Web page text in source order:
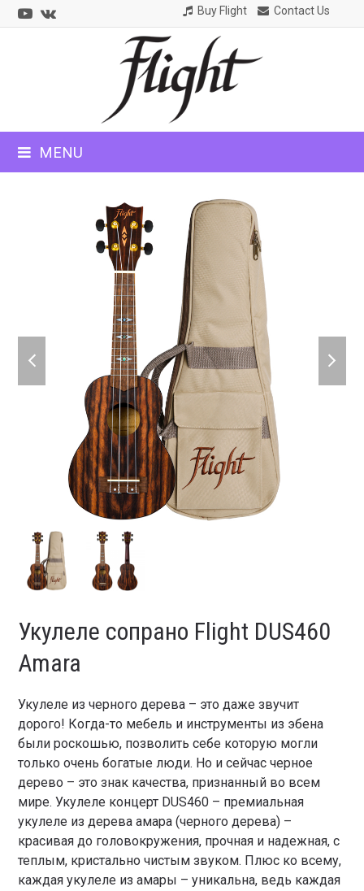
Youtube
VK Buy Flight Contact Us
MENU
slide
slide
Укулеле сопрано Flight DUS460
Amara
Укулеле из черного дерева – это даже звучит
дорого! Когда-то мебель и инструменты из эбена
были роскошью, позволить себе которую могли
только очень богатые люди. Но и сейчас черное
дерево – это знак качества, признанный во всем
мире. Укулеле концерт DUS460 – премиальная
укулеле из дерева амара (черного дерева) –
красивая до головокружения, прочная и надежная, с
теплым, кристально чистым звуком. Плюс ко всему,
каждая укулеле из амары – уникальна, ведь каждая